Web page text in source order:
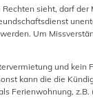
sieht, darf
Um
und kein
kann die die
Ferienwohnung,